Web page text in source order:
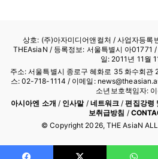
상호: (주)아자미디어앤컬처 /사업자등록
THEAsiaN / 등록정보: 서울특별시 아01771
일: 2011년 11월
주소: 서울특별시 종로구 혜화로 35 화수회
스: 02-718-1114 / 이메일:
소년보호책임자:
아시아엔 소개 / 인사말/ 네트워크 /편집강령
보취급방침 /
© Copyright 2026, THE AsiaN